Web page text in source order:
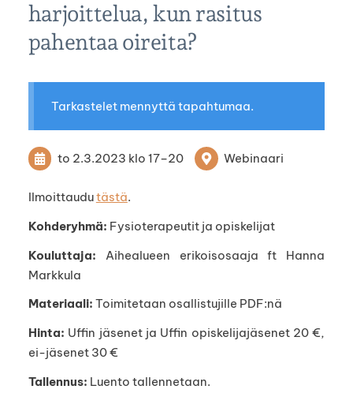
harjoittelua, kun rasitus
pahentaa oireita?
Tarkastelet mennyttä tapahtumaa.
to 2.3.2023 klo 17–20 Webinaari
Ilmoittaudutästä.
Kohderyhmä: Fysioterapeutit ja opiskelijat
Kouluttaja: Aihealueen erikoisosaaja
ft Hanna
Markkula
Materiaali: Toimitetaan osallistujille PDF:nä
Hinta: Uffin jäsenet ja Uffin opiskelijajäsenet 20 €,
ei-jäsenet 30 €
Tallennus: Luento tallennetaan.